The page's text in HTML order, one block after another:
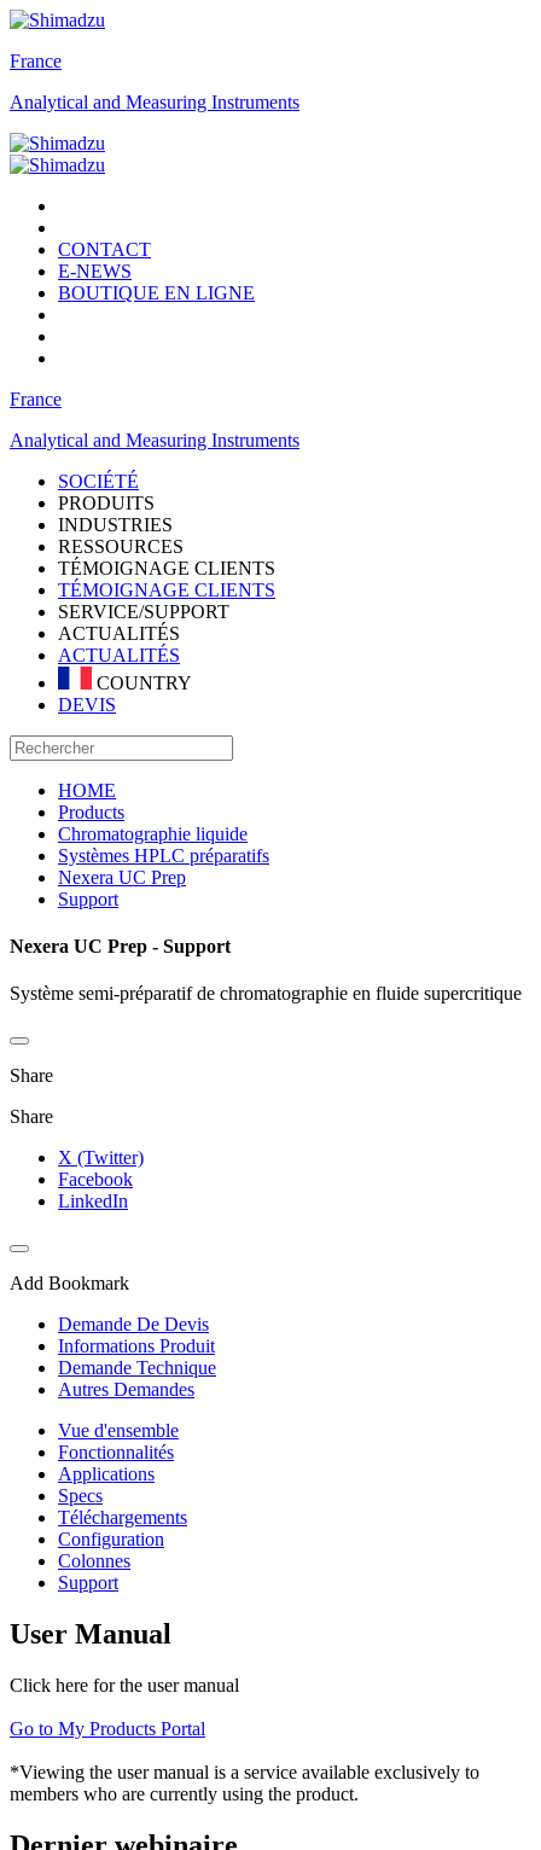
France
Analytical and Measuring Instruments
CONTACT
E-NEWS
BOUTIQUE EN LIGNE
France
Analytical and Measuring Instruments
SOCIÉTÉ
PRODUITS
INDUSTRIES
RESSOURCES
TÉMOIGNAGE CLIENTS
TÉMOIGNAGE CLIENTS
SERVICE/SUPPORT
ACTUALITÉS
ACTUALITÉS
COUNTRY
DEVIS
HOME
Products
Chromatographie liquide
Systèmes HPLC préparatifs
Nexera UC Prep
Support
Nexera UC Prep - Support
Système semi-préparatif de chromatographie en fluide supercritique
Share
Share
X (Twitter)
Facebook
LinkedIn
Add Bookmark
Demande De Devis
Informations Produit
Demande Technique
Autres Demandes
Vue d'ensemble
Fonctionnalités
Applications
Specs
Téléchargements
Configuration
Colonnes
Support
User Manual
Click here for the user manual
Go to My Products Portal
*Viewing the user manual is a service available exclusively to
members who are currently using the product.